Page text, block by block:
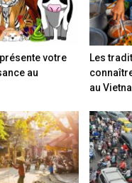
votre
au
Les
au